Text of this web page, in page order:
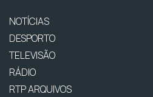
NOTÍCIAS
DESPORTO
TELEVISÃO
RÁDIO
RTP ARQUIVOS